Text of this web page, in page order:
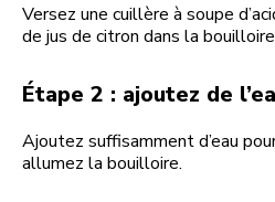
Versez une cuillère à soupe
de jus de citron dans la
Étape 2 : ajoutez de
Ajoutez suffisamment d’eau
allumez la bouilloire.